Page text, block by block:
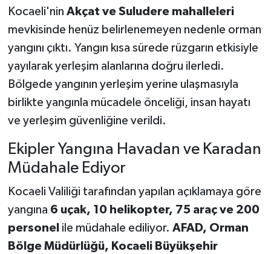
Kocaeli'nin Akçat ve Suludere mahalleleri
mevkisinde henüz belirlenemeyen nedenle orman
yangını çıktı. Yangın kısa sürede rüzgarın etkisiyle
yayılarak yerleşim alanlarına doğru ilerledi.
Bölgede yangının yerleşim yerine ulaşmasıyla
birlikte yangınla mücadele önceliği, insan hayatı
ve yerleşim güvenliğine verildi.
Ekipler Yangına Havadan ve Karadan
Müdahale Ediyor
Kocaeli Valiliği tarafından yapılan açıklamaya göre
yangına 6 uçak, 10 helikopter, 75 araç ve 200
personel ile müdahale ediliyor. AFAD, Orman
Bölge Müdürlüğü, Kocaeli Büyükşehir